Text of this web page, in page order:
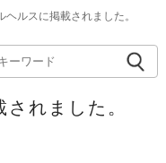
ヘルスに掲載されました。
れました。